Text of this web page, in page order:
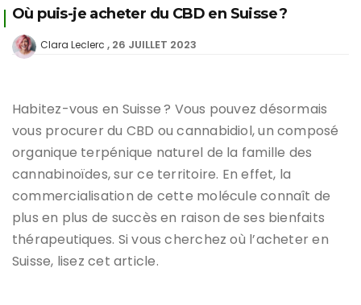
Où puis-je acheter du CBD en Suisse ?
Clara Leclerc 26 JUILLET 2023
Habitez-vous en Suisse ? Vous pouvez désormais
vous procurer du CBD ou cannabidiol, un composé
organique terpénique naturel de la famille des
cannabinoïdes, sur ce territoire. En effet, la
commercialisation de cette molécule connaît de
plus en plus de succès en raison de ses bienfaits
thérapeutiques. Si vous cherchez où l’acheter en
Suisse, lisez cet article.